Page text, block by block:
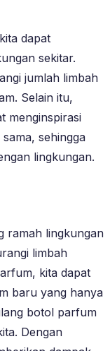
dapat
sekitar.
jumlah limbah
Selain itu,
menginspirasi
sehingga
lingkungan.
ramah lingkungan
limbah
kita dapat
baru yang hanya
botol parfum
Dengan